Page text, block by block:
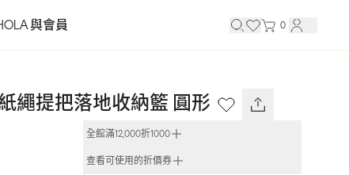
與會員 0
繩提把落地收納籃 圓形
全館滿12,000折1000
查看可使用的折價券